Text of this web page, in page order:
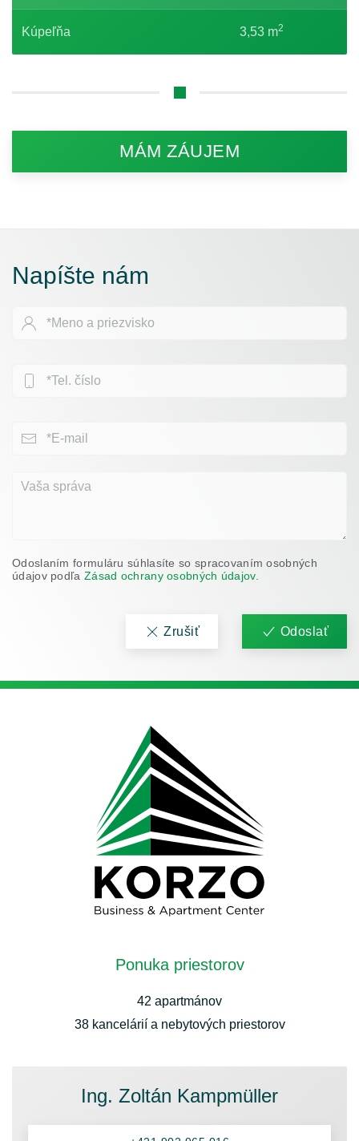
Kúpeľňa 3,53 m2
MÁM ZÁUJEM
Napíšte nám
Odoslaním formuláru súhlasíte so spracovaním osobných
údajov podľa Zásad ochrany osobných údajov.
Zrušiť Odoslať
Ponuka priestorov
42 apartmánov
38 kancelárií a nebytových priestorov
Ing. Zoltán Kampmüller